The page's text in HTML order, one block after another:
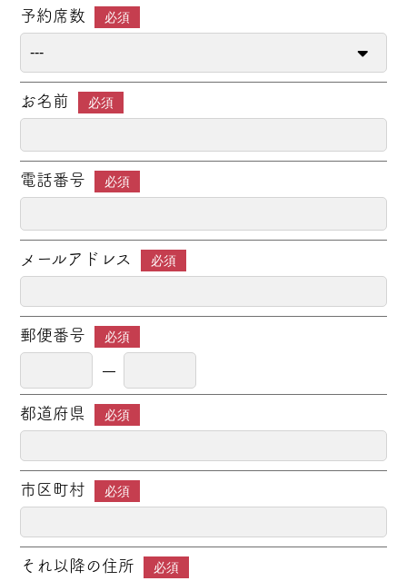
予約席数 必須
お名前 必須
電話番号 必須
メールアドレス 必須
郵便番号 必須
都道府県 必須
市区町村 必須
それ以降の住所 必須